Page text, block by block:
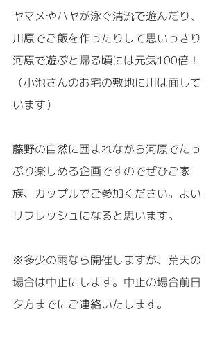
ヤマメやハヤが泳ぐ清流で遊んだり、
川原でご飯を作ったりして思いっきり
河原で遊ぶと帰る頃には元気100倍！
（小池さんのお宅の敷地に川は面して
います）
藤野の自然に囲まれながら河原でたっ
ぷり楽しめる企画ですのでぜひご家
族、カップルでご参加ください。よい
リフレッシュになると思います。
※多少の雨なら開催しますが、荒天の
場合は中止にします。中止の場合前日
夕方までにご連絡いたします。